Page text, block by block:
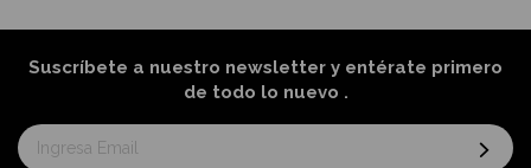
Suscríbete a nuestro newsletter y entérate primero
de todo lo nuevo .
Suscríbase
al